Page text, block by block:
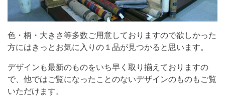
色・柄・大きさ等多数ご用意しておりますので欲しかった
方にはきっとお気に入りの１品が見つかると思います。
デザインも最新のものをいち早く取り揃えておりますの
で、他ではご覧になったことのないデザインのものもご覧
いただけます。